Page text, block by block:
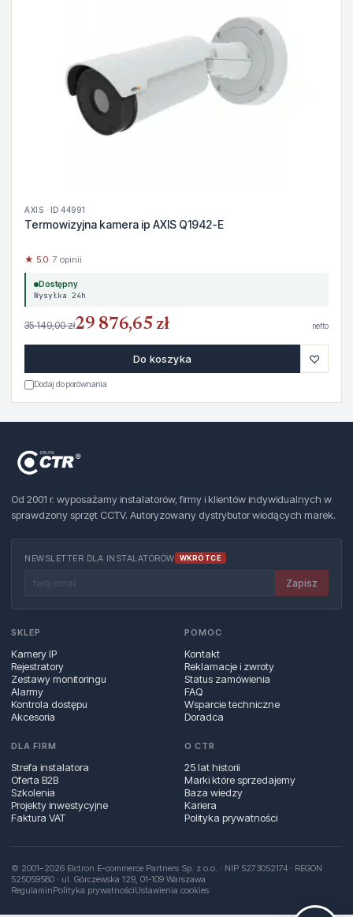
AXIS · ID 44991
Termowizyjna kamera ip AXIS Q1942-E
★ 5.0· 7 opinii
Dostępny
Wysyłka 24h
35 149,00 zł29 876,65 zł netto
Do koszyka ♡
Dodaj do porównania
Od 2001 r. wyposażamy instalatorów, firmy i klientów indywidualnych w
sprawdzony sprzęt CCTV. Autoryzowany dystrybutor wiodących marek.
NEWSLETTER DLA INSTALATORÓW WKRÓTCE
Zapisz
SKLEP
Kamery IP
Rejestratory
Zestawy monitoringu
Alarmy
Kontrola dostępu
Akcesoria
POMOC
Kontakt
Reklamacje i zwroty
Status zamówienia
FAQ
Wsparcie techniczne
Doradca
DLA FIRM
Strefa instalatora
Oferta B2B
Szkolenia
Projekty inwestycyjne
Faktura VAT
O CTR
25 lat historii
Marki które sprzedajemy
Baza wiedzy
Kariera
Polityka prywatności
© 2001–2026 Elctron E-commerce Partners Sp. z o.o. · NIP 5273052174 · REGON
525059580 · ul. Górczewska 129, 01‑109 Warszawa
RegulaminPolityka prywatnościUstawienia cookies